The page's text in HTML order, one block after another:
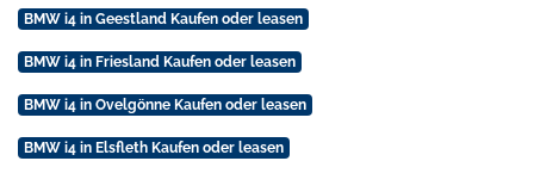
BMW i4 in Geestland Kaufen oder leasen
BMW i4 in Friesland Kaufen oder leasen
BMW i4 in Ovelgönne Kaufen oder leasen
BMW i4 in Elsfleth Kaufen oder leasen